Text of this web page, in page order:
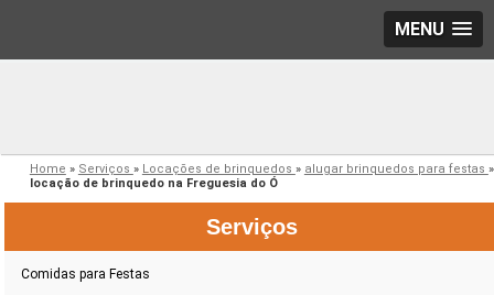
MENU
Home » Serviços » Locações de brinquedos » alugar brinquedos para festas »
locação de brinquedo na Freguesia do Ó
Serviços
Comidas para Festas